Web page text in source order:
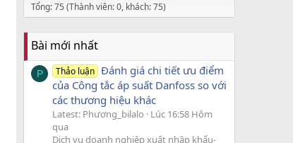
Tổng: 75 (Thành viên: 0, khách: 75)
Bài mới nhất
P Thảo luận Đánh giá chi tiết ưu điểm
của Công tắc áp suất Danfoss so với
các thương hiệu khác
Latest: Phương_bilalo
Lúc 16:58 Hôm
qua
Dịch vụ doanh nghiệp xuất nhập khẩu-